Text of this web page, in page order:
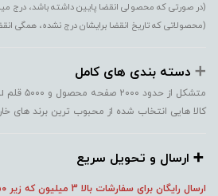
(در صورتی که محصولی انقضا پایین داشته باشد، درج
(محصولاتی که تاریخ انقضا برایشان درج نشده، همگی انقضا
➕️ دسته بندی های کامل
متشکل از حدود ۲۰۰۰ صفحه محصول و ۵۰۰۰ قلم sku کالا
کالا هایی انتخاب شده از محبوب ترین برند های
➕️ ارسال و تحویل سریع
ارسال رایگان برای سفارشات بالا 3 میلیون که زیر ۷۵۰